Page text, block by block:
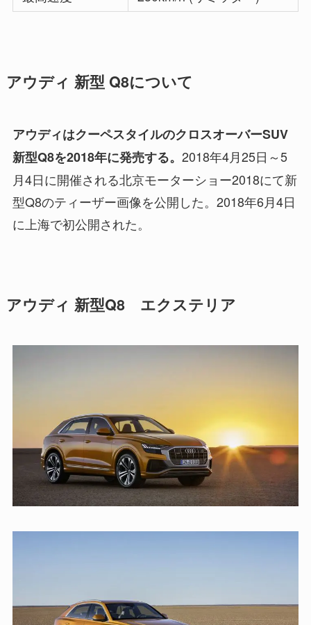
アウディ 新型 Q8について
アウディはクーペスタイルのクロスオーバーSUV
新型Q8を2018年に発売する。 2018年4月25日～5
月4日に開催される北京モーターショー2018にて新
型Q8のティーザー画像を公開した。2018年6月4日
に上海で初公開された。
アウディ 新型Q8 エクステリア